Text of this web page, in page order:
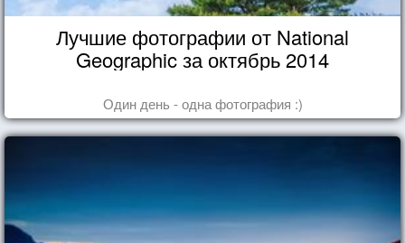
Лучшие фотографии от National
Geographic за октябрь 2014
Один день - одна фотография :)